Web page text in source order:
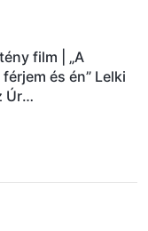
film | „A
és én” Lelki
Úr